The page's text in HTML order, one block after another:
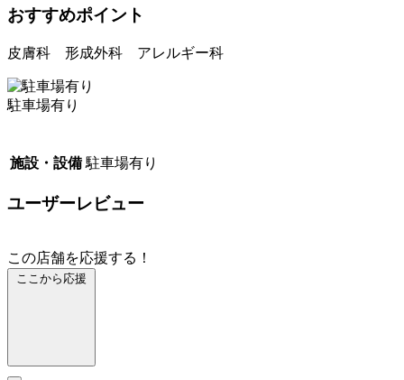
おすすめポイント
皮膚科 形成外科 アレルギー科
駐車場有り
施設・設備 駐車場有り
ユーザーレビュー
この店舗を応援する！
ここから応援